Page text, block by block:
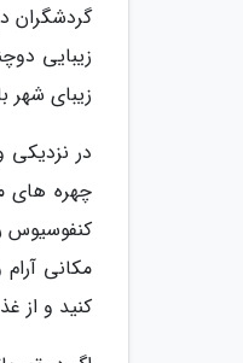
گردشگران
زیبایی
زیبای شهر
در نزدیکی
چهره های
مکانی
کنید و از